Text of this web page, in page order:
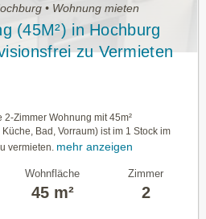
• Wohnung mieten
(45M²) in Hochburg
zu Vermieten
Zimmer Wohnung mit 45m²
Bad, Vorraum) ist im 1 Stock im
vermieten. mehr anzeigen
Wohnfläche
45 m²
Zimmer
2